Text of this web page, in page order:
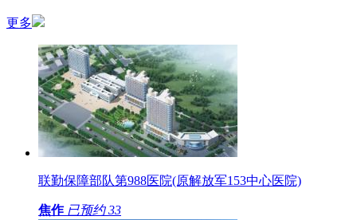
更多
联勤保障部队第988医院(原解放军153中心医院)
焦作 已预约 33